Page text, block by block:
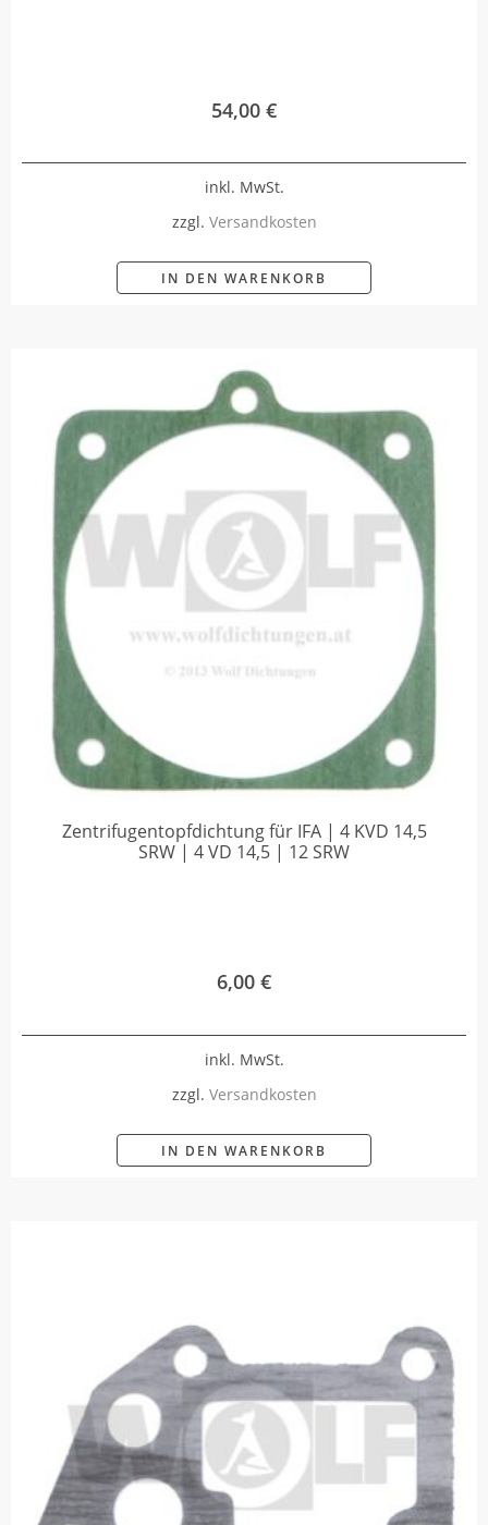
54,00 €
inkl. MwSt.
zzgl. Versandkosten
IN DEN WARENKORB
Zentrifugentopfdichtung für IFA | 4 KVD 14,5
SRW | 4 VD 14,5 | 12 SRW
6,00 €
inkl. MwSt.
zzgl. Versandkosten
IN DEN WARENKORB